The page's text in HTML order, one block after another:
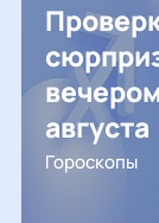
августа
Гороскопы